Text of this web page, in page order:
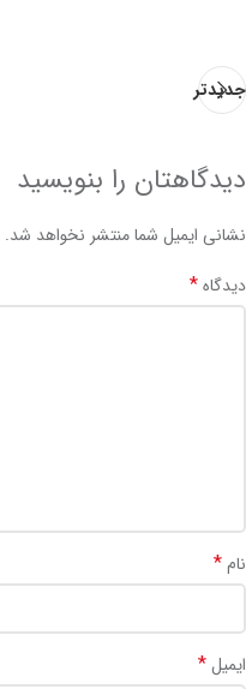
جدیدتر
دیدگاهتان را بنویسید
نشانی ایمیل شما منتشر نخواهد شد.
دیدگاه*
نام*
ایمیل*